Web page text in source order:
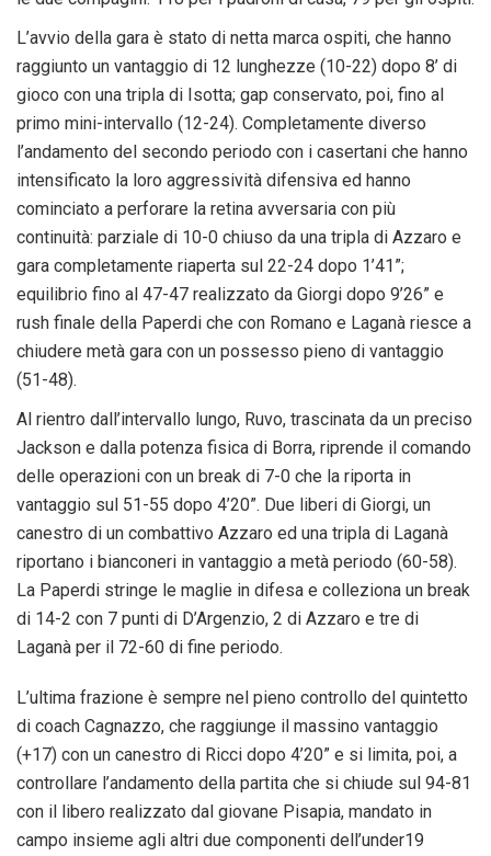
L’avvio della gara è stato di netta marca ospiti, che hanno
raggiunto un vantaggio di 12 lunghezze (10-22) dopo 8’ di
gioco con una tripla di Isotta; gap conservato, poi, fino al
primo mini-intervallo (12-24). Completamente diverso
l’andamento del secondo periodo con i casertani che hanno
intensificato la loro aggressività difensiva ed hanno
cominciato a perforare la retina avversaria con più
continuità: parziale di 10-0 chiuso da una tripla di Azzaro e
gara completamente riaperta sul 22-24 dopo 1’41”;
equilibrio fino al 47-47 realizzato da Giorgi dopo 9’26” e
rush finale della Paperdi che con Romano e Laganà riesce a
chiudere metà gara con un possesso pieno di vantaggio
(51-48).
Al rientro dall’intervallo lungo, Ruvo, trascinata da un preciso
Jackson e dalla potenza fisica di Borra, riprende il comando
delle operazioni con un break di 7-0 che la riporta in
vantaggio sul 51-55 dopo 4’20”. Due liberi di Giorgi, un
canestro di un combattivo Azzaro ed una tripla di Laganà
riportano i bianconeri in vantaggio a metà periodo (60-58).
La Paperdi stringe le maglie in difesa e colleziona un break
di 14-2 con 7 punti di D’Argenzio, 2 di Azzaro e tre di
Laganà per il 72-60 di fine periodo.
L’ultima frazione è sempre nel pieno controllo del quintetto
di coach Cagnazzo, che raggiunge il massino vantaggio
(+17) con un canestro di Ricci dopo 4’20” e si limita, poi, a
controllare l’andamento della partita che si chiude sul 94-81
con il libero realizzato dal giovane Pisapia, mandato in
campo insieme agli altri due componenti dell’under19